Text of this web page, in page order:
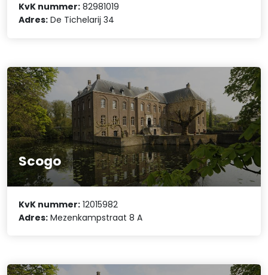
KvK nummer: 82981019
Adres: De Tichelarij 34
Scogo
KvK nummer: 12015982
Adres: Mezenkampstraat 8 A